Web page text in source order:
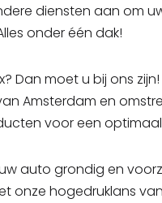
diensten aan om
onder één dak!
Dan moet u bij ons
Amsterdam en
voor een
auto grondig en
onze hogedruklans